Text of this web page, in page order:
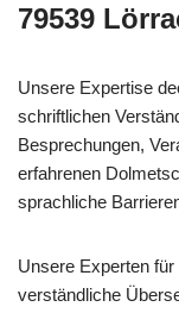
79539
Unsere Expertise
schriftlichen
Besprechungen,
erfahrenen
sprachliche
Unsere Experten
verständliche